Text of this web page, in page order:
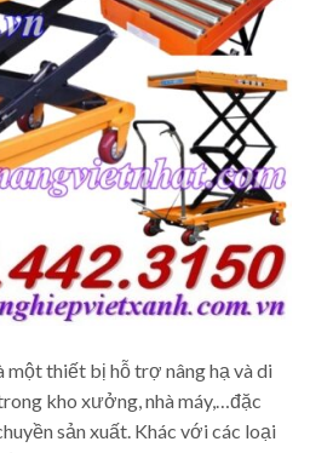
một thiết bị hỗ trợ nâng hạ và di
kho xưởng, nhà máy,…đặc
sản xuất. Khác với các loại